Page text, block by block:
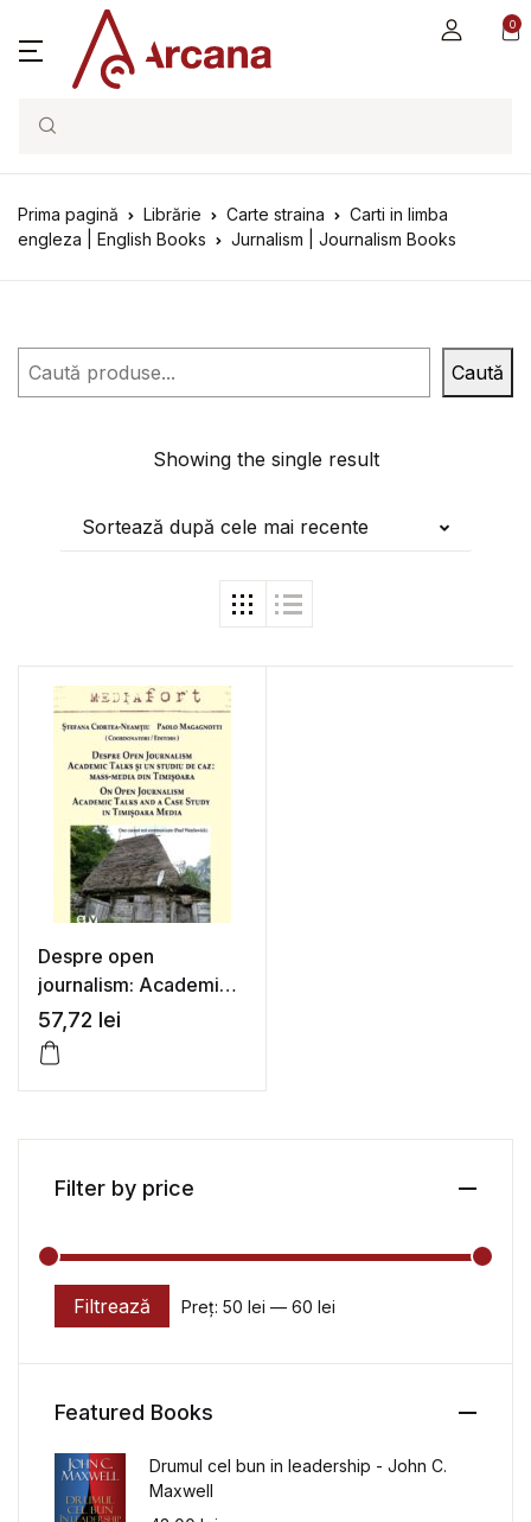
0
Search
Prima pagină Librărie Carte straina
Carti in limba
engleza | English Books
Jurnalism | Journalism Books
Caută Caută
Showing the single result
Sortează după cele mai recente
Despre open
journalism: Academic
Talks si un studiu de
caz – mass-media din
Timisoara / On Open
Journalism: Academic
Stefana Ciortea-
Magagnotti (coord.)
57,72 lei
Filter by price
Preț minim
Preț maxim
Filtrează Preț: 50 lei — 60 lei
Featured Books
Drumul cel bun in leadership - John C.
Maxwell